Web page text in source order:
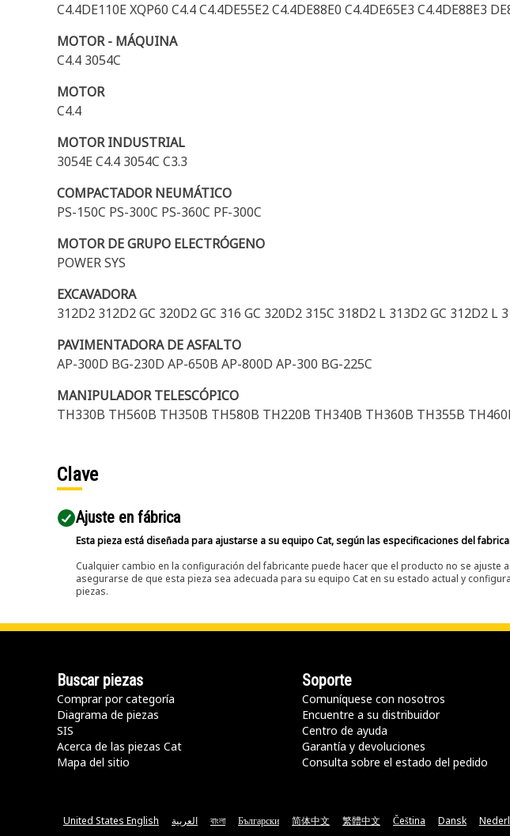
C4.4DE110E XQP60 C4.4 C4.4DE55E2 C4.4DE88E0 C4.4DE65E3 C4.4DE88E3
MOTOR - MÁQUINA
C4.4 3054C
MOTOR
C4.4
MOTOR INDUSTRIAL
3054E C4.4 3054C C3.3
COMPACTADOR NEUMÁTICO
PS-150C PS-300C PS-360C PF-300C
MOTOR DE GRUPO ELECTRÓGENO
POWER SYS
EXCAVADORA
312D2 312D2 GC 320D2 GC 316 GC 320D2 315C 318D2 L 313D2 GC 312D2 L
PAVIMENTADORA DE ASFALTO
AP-300D BG-230D AP-650B AP-800D AP-300 BG-225C
MANIPULADOR TELESCÓPICO
TH330B TH560B TH350B TH580B TH220B TH340B TH360B TH355B
Clave
Ajuste en fábrica
Esta pieza está diseñada para ajustarse a su equipo Cat, según las especificaciones del
Cualquier cambio en la configuración del fabricante puede hacer que el producto no se
asegurarse de que esta pieza sea adecuada para su equipo Cat en su estado actual y
piezas.
Buscar piezas
Comprar por categoría
Diagrama de piezas
SIS
Acerca de las piezas Cat
Mapa del sitio
Soporte
Comuníquese con nosotros
Encuentre a su distribuidor
Centro de ayuda
Garantía y devoluciones
Consulta sobre el estado del pedido
United States English العربية বাংলা Български 简体中文 繁體中文 Čeština Dansk